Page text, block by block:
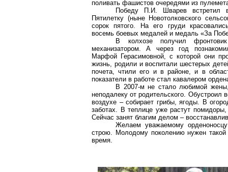
поливать фашистов очередями из
Победу П.И. Шварев встретил
Пятилетку (ныне Новотолковского
сорок пятого. На его груди
восемь боевых медалей и медаль «За
В колхозе получил
механизатором. А через год
Марфой Герасимовной, с которой они
жизнь, родили и воспитали шестерых
почета, чтили его и в районе, и в
показатели в работе стал кавалером
В 2007-м не стало любимой
неподалеку от родительского. Обустроил
воздухе – собирает грибы, ягоды. В
заботах. В теплице уже растут
Сейчас занят благим делом –
Желаем уважаемому
строю. Молодому поколению нужен
время.